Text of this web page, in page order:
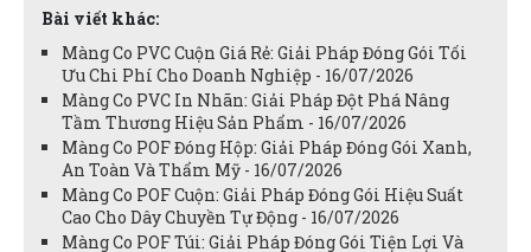
Bài viết khác:
Màng Co PVC Cuộn Giá Rẻ: Giải Pháp Đóng Gói Tối
Ưu Chi Phí Cho Doanh Nghiệp - 16/07/2026
Màng Co PVC In Nhãn: Giải Pháp Đột Phá Nâng
Tầm Thương Hiệu Sản Phẩm - 16/07/2026
Màng Co POF Đóng Hộp: Giải Pháp Đóng Gói Xanh,
An Toàn Và Thẩm Mỹ - 16/07/2026
Màng Co POF Cuộn: Giải Pháp Đóng Gói Hiệu Suất
Cao Cho Dây Chuyền Tự Động - 16/07/2026
Màng Co POF Túi: Giải Pháp Đóng Gói Tiện Lợi Và